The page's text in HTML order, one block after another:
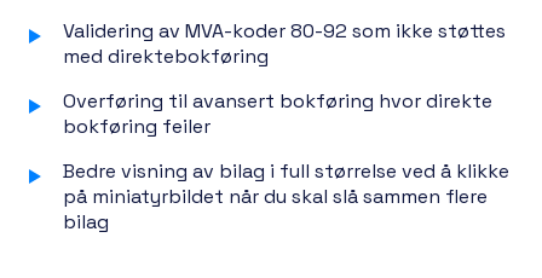
Validering av MVA-koder 80-92 som ikke støttes
med direktebokføring
Overføring til avansert bokføring hvor direkte
bokføring feiler
Bedre visning av bilag i full størrelse ved å klikke
på miniatyrbildet når du skal slå sammen flere
bilag